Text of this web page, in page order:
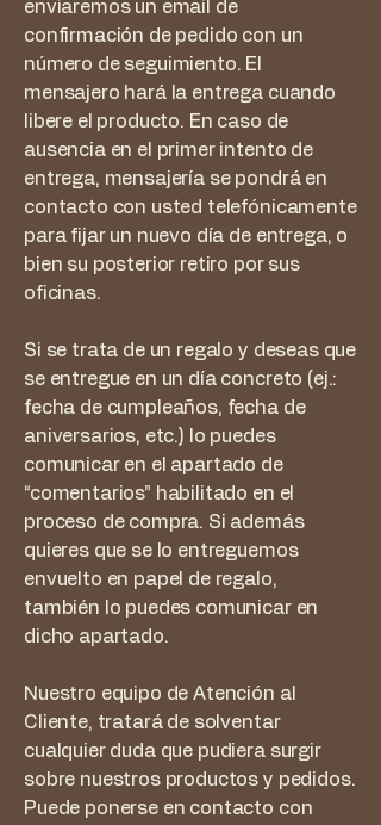
enviaremos un email de
confirmación de pedido con un
número de seguimiento. El
mensajero hará la entrega cuando
libere el producto. En caso de
ausencia en el primer intento de
entrega, mensajería se pondrá en
contacto con usted telefónicamente
para fijar un nuevo día de entrega, o
bien su posterior retiro por sus
oficinas.
Si se trata de un regalo y deseas que
se entregue en un día concreto (ej.:
fecha de cumpleaños, fecha de
aniversarios, etc.) lo puedes
comunicar en el apartado de
“comentarios” habilitado en el
proceso de compra. Si además
quieres que se lo entreguemos
envuelto en papel de regalo,
también lo puedes comunicar en
dicho apartado.
Nuestro equipo de Atención al
Cliente, tratará de solventar
cualquier duda que pudiera surgir
sobre nuestros productos y pedidos.
Puede ponerse en contacto con